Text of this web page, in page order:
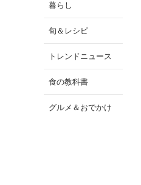
暮らし
旬＆レシピ
トレンドニュース
食の教科書
グルメ＆おでかけ